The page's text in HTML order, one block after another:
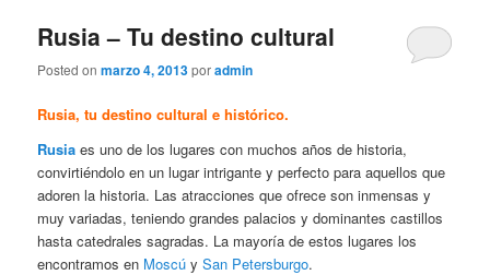
Rusia – Tu destino cultural
Posted onmarzo 4, 2013poradmin
Rusia, tu destino cultural e histórico.
Rusia es uno de los lugares con muchos años de historia,
convirtiéndolo en un lugar intrigante y perfecto para aquellos que
adoren la historia. Las atracciones que ofrece son inmensas y
muy variadas, teniendo grandes palacios y dominantes castillos
hasta catedrales sagradas. La mayoría de estos lugares los
encontramos en MoscúySan Petersburgo.